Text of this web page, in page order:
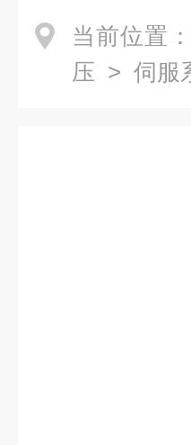
当前位置：
压 > 伺服